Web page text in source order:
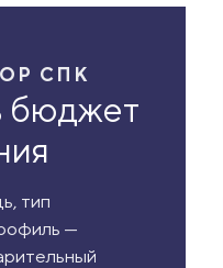
СПК
бюджет
тип
—